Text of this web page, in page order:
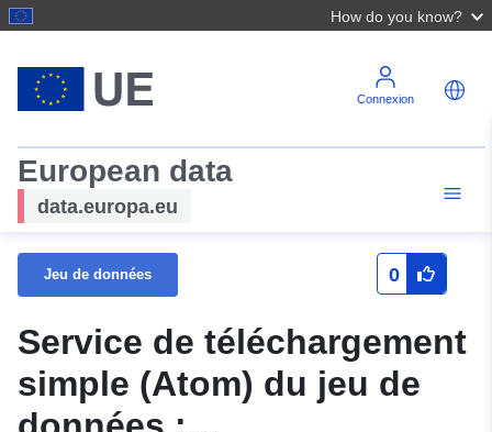
How do you know?
Connexion
European data
data.europa.eu
Jeu de données 0
Service de téléchargement
simple (Atom) du jeu de